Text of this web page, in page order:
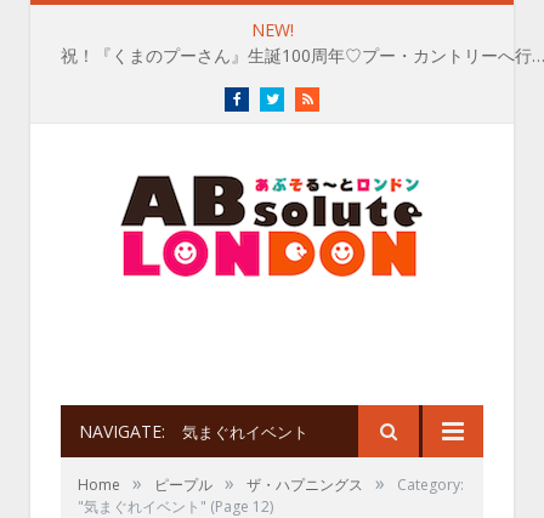
NEW!
祝！『くまのプーさん』生誕100周年♡プー・カントリーへ行こう♪
FacebookTwitterRSS
NAVIGATE: 気まぐれイベント
Home » ピープル » ザ・ハプニングス »
Category:
"気まぐれイベント" (Page 12)